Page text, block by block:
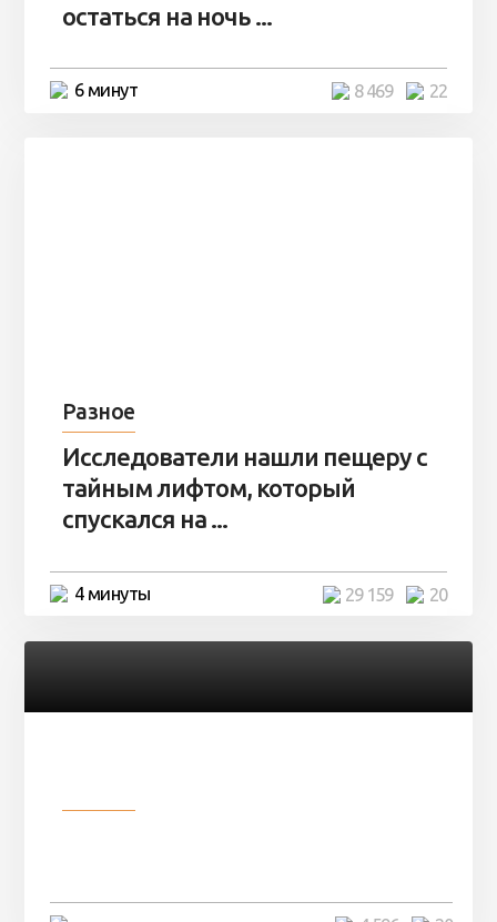
остаться на ночь ...
6 минут 22
8 469
Разное
Исследователи нашли пещеру с
тайным лифтом, который
спускался на ...
4 минуты 20
29 159